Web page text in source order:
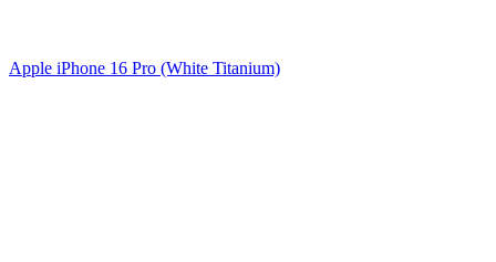
Apple iPhone 16 Pro (White Titanium)